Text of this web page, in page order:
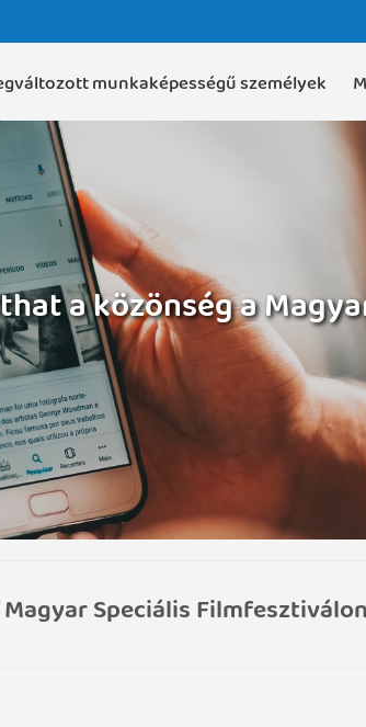
munkaképességű személyek
a közönség a
Speciális Filmfesztiválon